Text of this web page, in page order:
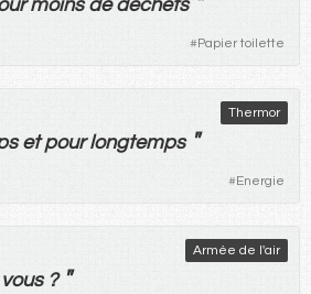
moins de déchets
#Papier toilette
Thermor
et pour longtemps "
#Energie
Armée de l'air
vous? "